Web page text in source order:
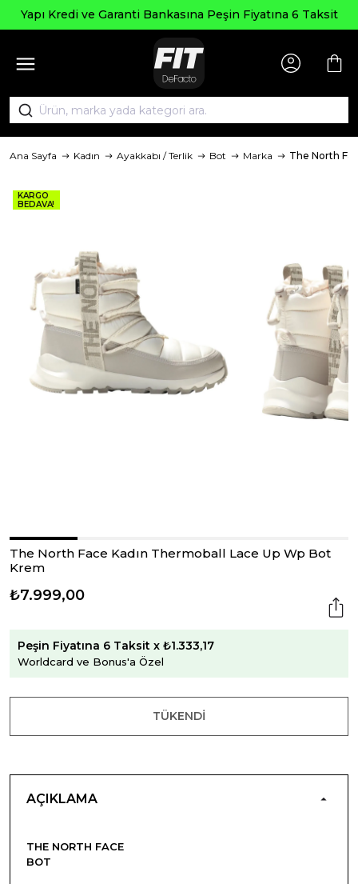
Yapı Kredi ve Garanti Bankasına Peşin Fiyatına 6 Taksit
Ana Sayfa Kadın Ayakkabı / Terlik Bot Marka The North
KARGO
BEDAVA!
The North Face Kadın Thermoball Lace Up Wp Bot
Krem
₺7.999,00
Peşin Fiyatına 6 Taksit x ₺1.333,17
Worldcard ve Bonus'a Özel
TÜKENDI
AÇIKLAMA
THE NORTH FACE
BOT